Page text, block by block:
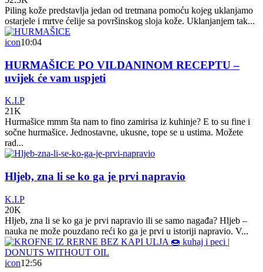
Piling kože predstavlja jedan od tretmana pomoću kojeg uklanjamo
ostarjele i mrtve ćelije sa površinskog sloja kože. Uklanjanjem tak...
icon10:04
HURMAŠICE PO VILDANINOM RECEPTU –
uvijek će vam uspjeti
K.I.P
21K
Hurmašice mmm šta nam to fino zamirisa iz kuhinje? E to su fine i
sočne hurmašice. Jednostavne, ukusne, tope se u ustima. Možete
rad...
Hljeb, zna li se ko ga je prvi napravio
K.I.P
20K
Hljeb, zna li se ko ga je prvi napravio ili se samo nagađa? Hljeb –
nauka ne može pouzdano reći ko ga je prvi u istoriji napravio. V...
icon12:56